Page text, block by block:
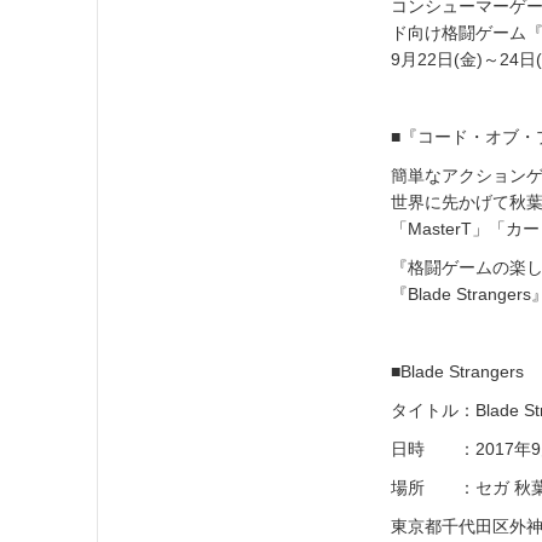
コンシューマーゲ
ド向け格闘ゲーム
9月22日(金)～24日
■『コード・オブ
簡単なアクション
世界に先かげて秋
「MasterT」「カ
『格闘ゲームの楽
『Blade
■Blade Strangers
タイトル：Blade
日時 ：2017年9
場所 ：セガ 秋
東京都千代田区外